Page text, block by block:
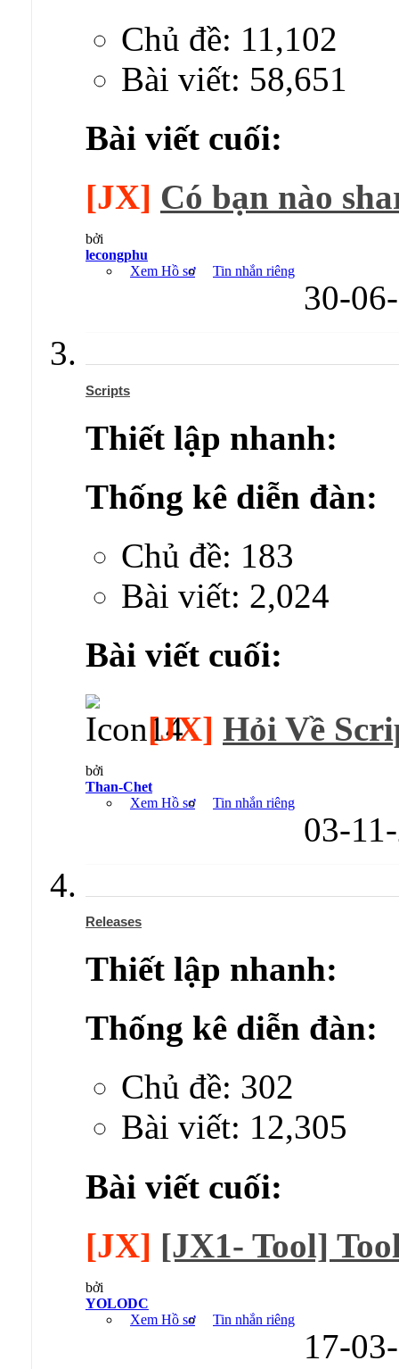
Chủ đề: 11,102
Bài viết: 58,651
Bài viết cuối:
[JX] Có bạn nào
bởi
lecongphu
Xem Hồ sơ
Tin nhắn riêng
30-
Scripts
Thiết lập nhanh:
Thống kê diễn đàn:
Chủ đề: 183
Bài viết: 2,024
Bài viết cuối:
[JX] Hỏi Về
bởi
Than-Chet
Xem Hồ sơ
Tin nhắn riêng
03-
Releases
Thiết lập nhanh:
Thống kê diễn đàn:
Chủ đề: 302
Bài viết: 12,305
Bài viết cuối:
[JX] [JX1- Tool]
bởi
YOLODC
Xem Hồ sơ
Tin nhắn riêng
17-